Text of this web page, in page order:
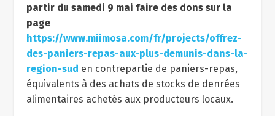
partir du samedi 9 mai faire des dons sur la
page
https://www.miimosa.com/fr/projects/offrez-
des-paniers-repas-aux-plus-demunis-dans-la-
region-sud en contrepartie de paniers-repas,
équivalents à des achats de stocks de denrées
alimentaires achetés aux producteurs locaux.